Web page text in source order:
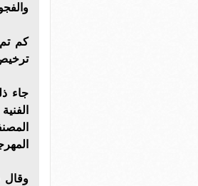
كم تم
جاء
وقال